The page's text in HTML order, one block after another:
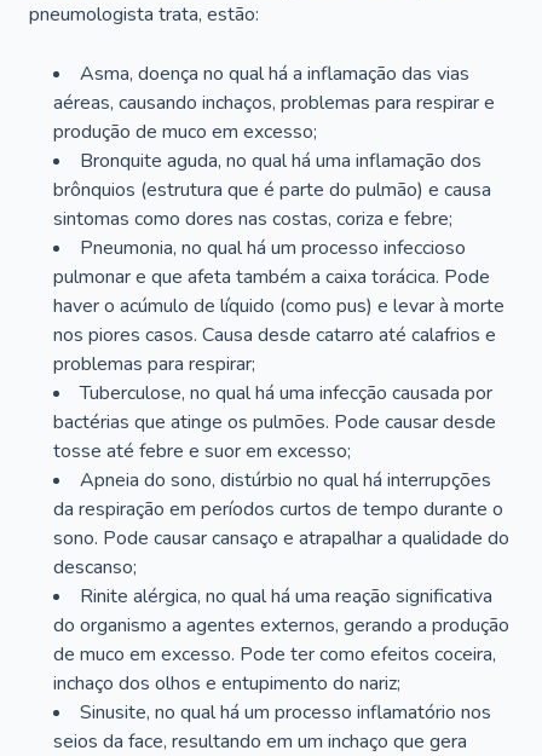
pneumologista trata, estão:
Asma, doença no qual há a inflamação das vias
aéreas, causando inchaços, problemas para respirar e
produção de muco em excesso;
Bronquite aguda, no qual há uma inflamação dos
brônquios (estrutura que é parte do pulmão) e causa
sintomas como dores nas costas, coriza e febre;
Pneumonia, no qual há um processo infeccioso
pulmonar e que afeta também a caixa torácica. Pode
haver o acúmulo de líquido (como pus) e levar à morte
nos piores casos. Causa desde catarro até calafrios e
problemas para respirar;
Tuberculose, no qual há uma infecção causada por
bactérias que atinge os pulmões. Pode causar desde
tosse até febre e suor em excesso;
Apneia do sono, distúrbio no qual há interrupções
da respiração em períodos curtos de tempo durante o
sono. Pode causar cansaço e atrapalhar a qualidade do
descanso;
Rinite alérgica, no qual há uma reação significativa
do organismo a agentes externos, gerando a produção
de muco em excesso. Pode ter como efeitos coceira,
inchaço dos olhos e entupimento do nariz;
Sinusite, no qual há um processo inflamatório nos
seios da face, resultando em um inchaço que gera